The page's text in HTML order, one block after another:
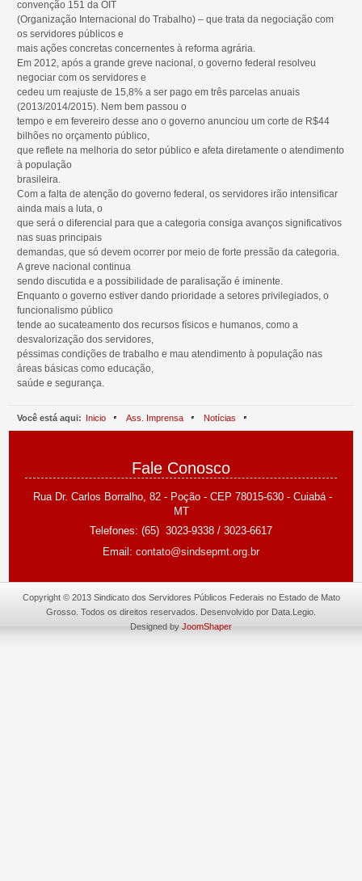
convenção 151 da OIT
(Organização Internacional do Trabalho) – que trata da negociação com
os servidores públicos e
mais ações concretas concernentes à reforma agrária.
Em 2012, após a grande greve nacional, o governo federal resolveu
negociar com os servidores e
cedeu um reajuste de 15,8% a ser pago em três parcelas anuais
(2013/2014/2015). Nem bem passou o
tempo e em fevereiro desse ano o governo anunciou um corte de R$44
bilhões no orçamento público,
que reflete na melhoria do setor público e afeta diretamente o atendimento
à população
brasileira.
Com a falta de atenção do governo federal, os servidores irão intensificar
ainda mais a luta, o
que será o diferencial para que a categoria consiga avanços significativos
nas suas principais
demandas, que só devem ocorrer por meio de forte pressão da categoria.
A greve nacional continua
sendo discutida e a possibilidade de paralisação é iminente.
Enquanto o governo estiver dando prioridade a setores privilegiados, o
funcionalismo público
tende ao sucateamento dos recursos físicos e humanos, como a
desvalorização dos servidores,
péssimas condições de trabalho e mau atendimento à população nas
áreas básicas como educação,
saúde e segurança.
Você está aqui: Inicio Ass. Imprensa Notícias
Fale Conosco
Rua Dr. Carlos Borralho, 82 - Poção - CEP 78015-630 - Cuiabá -
MT
Telefones: (65) 3023-9338 / 3023-6617
Email: contato@sindsepmt.org.br
Copyright © 2013 Sindicato dos Servidores Públicos Federais no Estado de Mato
Grosso. Todos os direitos reservados. Desenvolvido por Data.Legio.
Designed by JoomShaper